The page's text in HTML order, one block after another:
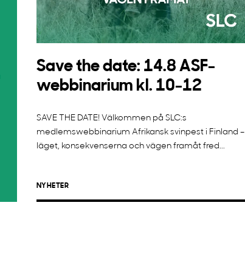
Save the date: 14.8 ASF-
webbinarium kl. 10-12
SAVE THE DATE! Välkommen på SLC:s
medlemswebbinarium Afrikansk svinpest i Finland –
läget, konsekvenserna och vägen framåt fred...
NYHETER